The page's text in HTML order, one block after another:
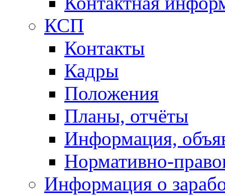
КСП
Контакты
Кадры
Положения
Планы, отчёты
Информация,
Нормативно-
Информация о